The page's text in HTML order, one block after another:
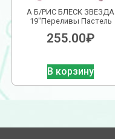
А Б/РИС БЛЕСК ЗВЕЗДА
19″Переливы Пастель
255.00₽
В корзину